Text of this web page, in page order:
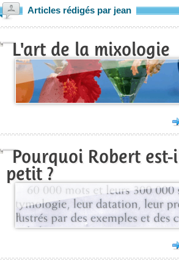
Articles rédigés par jean
L'art de la mixologie
Pourquoi Robert est-
petit ?